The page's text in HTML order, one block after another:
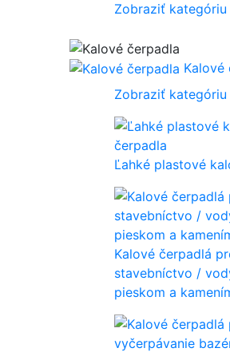
Zobraziť kategóriu
Kalové
Zobraziť kategóriu
Ľahké plastové
Kalové čerpadlá
stavebníctvo /
pieskom a